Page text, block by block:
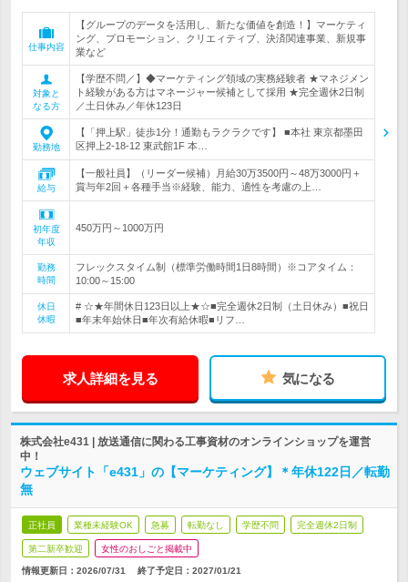
仕事内容
【グループのデータを活用し、新たな価値を創造！】マーケティ
ング、プロモーション、クリエィティブ、決済関連事業、新規事
業など
対象と
なる方
【学歴不問／】◆マーケティング領域の実務経験者 ★マネジメン
ト経験がある方はマネージャー候補として採用 ★完全週休2日制
／土日休み／年休123日
勤務地
【「押上駅」徒歩1分！通勤もラクラクです】 ■本社 東京都墨田
区押上2-18-12 東武館1F 本…
給与
【一般社員】（リーダー候補）月給30万3500円～48万3000円＋
賞与年2回＋各種手当※経験、能力、適性を考慮の上…
初年度
年収
450万円～1000万円
勤務
時間
フレックスタイム制（標準労働時間1日8時間）※コアタイム：
10:00～15:00
休日
休暇
# ☆★年間休日123日以上★☆■完全週休2日制（土日休み）■祝日
■年末年始休日■年次有給休暇■リフ…
求人詳細を見る 気になる
株式会社e431 | 放送通信に関わる工事資材のオンラインショップを運営
中！
ウェブサイト「e431」の【マーケティング】＊年休122日／転勤
無
正社員 業種未経験OK 急募 転勤なし 学歴不問 完全週休2日制
第二新卒歓迎 女性のおしごと掲載中
情報更新日：2026/07/31 終了予定日： 2027/01/21